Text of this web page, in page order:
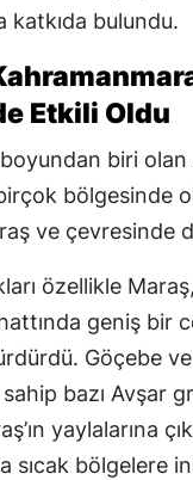
katkıda bulundu.
Etkili Oldu
biri olan
bölgesinde
ve çevresinde
özellikle
geniş bir
Göçebe
bazı Avşar
yaylalarına
sıcak bölgelere